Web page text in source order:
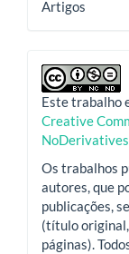
Artigos
Este trabalho
Creative
Os trabalhos
autores, que
publicações,
(título original,
páginas).